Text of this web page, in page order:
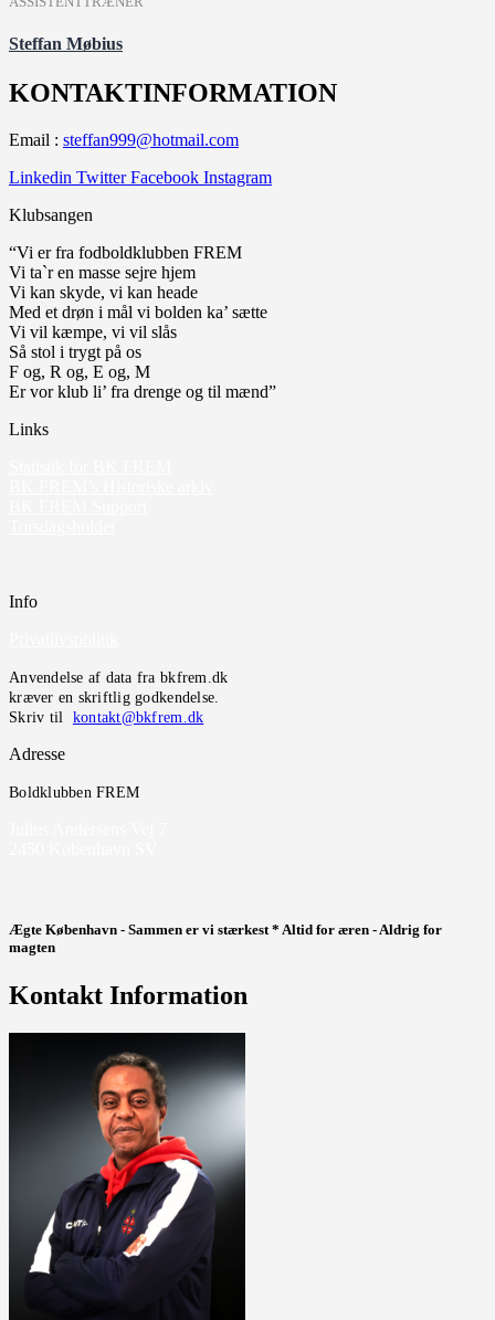
Steffan Møbius
KONTAKTINFORMATION
Email : steffan999@hotmail.com
Linkedin Twitter Facebook Instagram
Klubsangen
“Vi er fra fodboldklubben FREM
Vi ta`r en masse sejre hjem
Vi kan skyde, vi kan heade
Med et drøn i mål vi bolden ka’ sætte
Vi vil kæmpe, vi vil slås
Så stol i trygt på os
F og, R og, E og, M
Er vor klub li’ fra drenge og til mænd”
Links
Info
Anvendelse af data fra bkfrem.dk
kræver en skriftlig godkendelse.
Skriv til kontakt@bkfrem.dk
Adresse
Boldklubben FREM
Ægte København - Sammen er vi stærkest * Altid for æren - Aldrig for
magten
Kontakt Information